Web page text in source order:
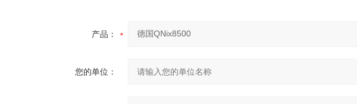
产品：
您的单位：